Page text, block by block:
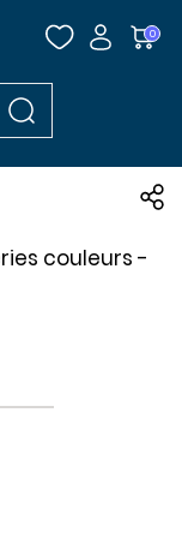
0
aller au pied
Rechercher
couleurs -